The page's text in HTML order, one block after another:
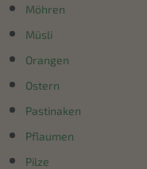
Möhren
Müsli
Orangen
Ostern
Pastinaken
Pflaumen
Pilze